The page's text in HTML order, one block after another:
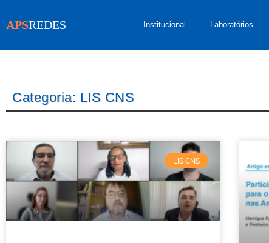
APSREDES Institucional Laboratórios
Categoria: LIS CNS
LIS CNS